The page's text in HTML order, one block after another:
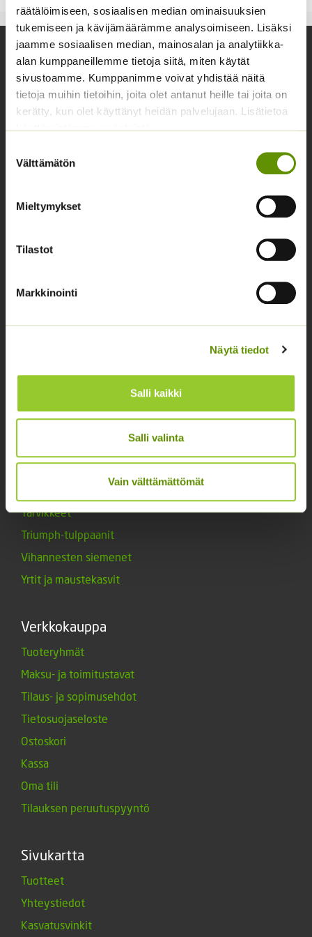
räätälöimiseen, sosiaalisen median ominaisuuksien
tukemiseen ja kävijämäärämme analysoimiseen. Lisäksi
jaamme sosiaalisen median, mainosalan ja analytiikka-
alan kumppaneillemme tietoja siitä, miten käytät
sivustoamme. Kumppanimme voivat yhdistää näitä
tietoja muihin tietoihin, joita olet antanut heille tai joita on
kerätty, kun olet käyttänyt heidän palvelujaan. Lisätietoa
käyttämistämme evästeistä
valinta
Välttämätön
Mieltymykset
Tilastot
Markkinointi
Näytä tiedot
Salli kaikki
Salli valinta
Vain välttämättömät
14,95 €
Yhteystiedot
Asiakaspalvelu avoinna arkisin klo 10-17
02 631 9700
info@siemenvesa.fi
Keskuskatu 40, Aito kaupan yhteydessä. 38700
Noutopiste avoinna sopimuksen mukaan ja arkisin 10-
Tuoteryhmät
Lannoitteet
Marjat ja mansikat
Muut tuotteet
Tarvikkeet
Triumph-tulppaanit
Vihannesten siemenet
Yrtit ja maustekasvit
Verkkokauppa
Tuoteryhmät
Maksu- ja toimitustavat
Tilaus- ja sopimusehdot
Tietosuojaseloste
Ostoskori
Kassa
Oma tili
Tilauksen peruutuspyyntö
Sivukartta
Tuotteet
Yhteystiedot
Kasvatusvinkit